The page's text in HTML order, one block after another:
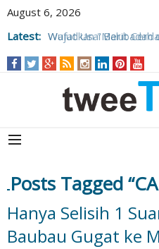
August 6, 2026
Latest:
Kabar Duka, Jemaah
Wafat Usai Beribadah
Wujudkan "Malut
Pengembangan SDM
Posts Tagged
Hanya Selisih 1
Baubau Gugat ke